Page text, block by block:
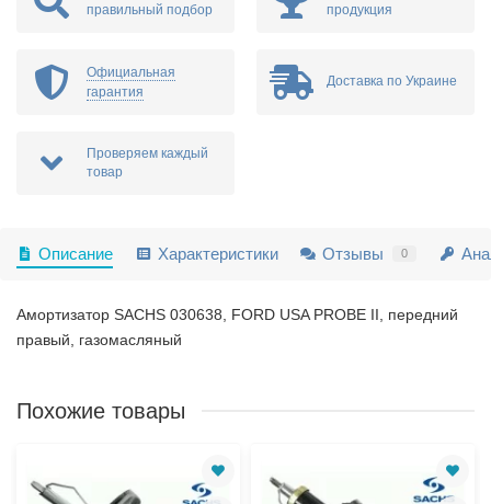
правильный подбор
продукция
Официальная
гарантия
Доставка по Украине
Проверяем каждый
товар
Описание Характеристики Отзывы 0
Амортизатор SACHS 030638, FORD USA PROBE II, передний
правый, газомасляный
Похожие товары